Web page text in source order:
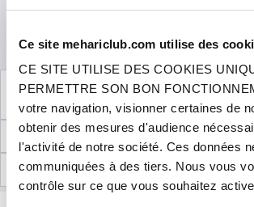
Ce site mehariclub.com utilise des
CE SITE UTILISE DES COOKIES
PERMETTRE SON BON
votre navigation, visionner certaines de
obtenir des mesures d'audience
l'activité de notre société. Ces données
communiquées à des tiers. Nous vous
contrôle sur ce que vous souhaitez
AJOUTER AU PANIER
VOIR LES5PRODUITS COMPLÉMENTAIRES
NÉCESSAIRES AU MONTAGE
INFORMATIONS TECHNIQUES
AVIS CLIENTS (8)